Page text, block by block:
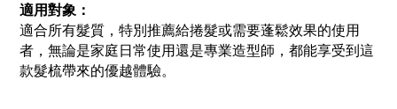
適用對象：
適合所有髮質，特別推薦給捲髮或需要蓬鬆效果的使用
者，無論是家庭日常使用還是專業造型師，都能享受到這
款髮梳帶來的優越體驗。